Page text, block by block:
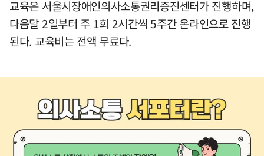
교육은 서울시장애인의사소통권리증진센터가 진행하며,
다음달 2일부터 주 1회 2시간씩 5주간 온라인으로 진행
된다. 교육비는 전액 무료다.